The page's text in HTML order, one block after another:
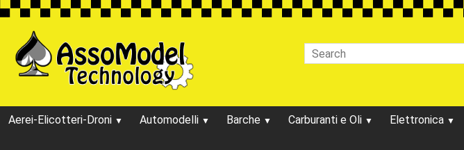
Aerei-Elicotteri-Droni Automodelli Barche Carburanti e Oli Elettronica